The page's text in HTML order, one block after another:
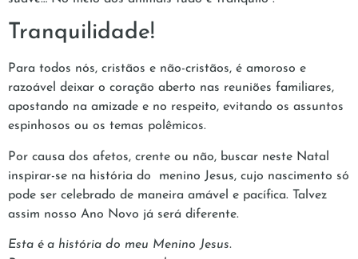
Tranquilidade!
Para todos nós, cristãos e não-cristãos, é amoroso e
razoável deixar o coração aberto nas reuniões familiares,
apostando na amizade e no respeito, evitando os assuntos
espinhosos ou os temas polêmicos.
Por causa dos afetos, crente ou não, buscar neste Natal
inspirar-se na história do menino Jesus, cujo nascimento só
pode ser celebrado de maneira amável e pacífica. Talvez
assim nosso Ano Novo já será diferente.
Esta é a história do meu Menino Jesus.